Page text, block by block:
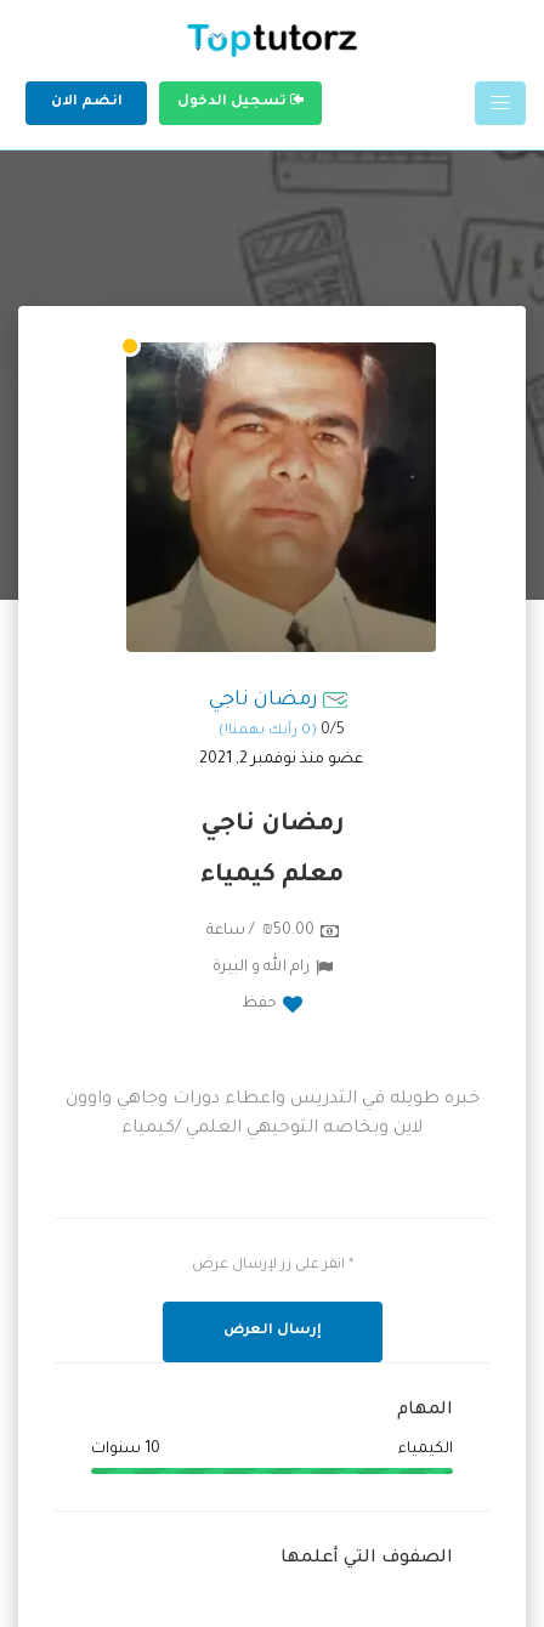
تسجيل الدخول انضم الان
رمضان ناجي
0/5 (0 رأيك يهمنا!)
عضو منذ نوفمبر 2, 2021
رمضان ناجي
معلم كيمياء
₪50.00 / ساعة
رام الله و البيرة
حفظ
خبره طويله في التدريس واعطاء دورات وجاهي واوون
لاين وبخاصه التوحيهي العلمي /كيمياء
* انقر على زر لإرسال عرض
إرسال العرض
المهام
الكيمياء 10 سنوات
الصفوف التي أعلمها